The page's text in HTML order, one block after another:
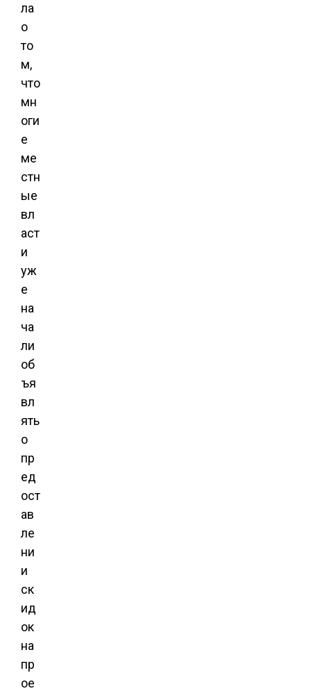
ла
о
то
м,
что
мн
оги
е
ме
стн
ые
вл
аст
и
уж
е
на
ча
ли
об
ъя
вл
ять
о
пр
ед
ост
ав
ле
ни
и
ск
ид
ок
на
пр
ое